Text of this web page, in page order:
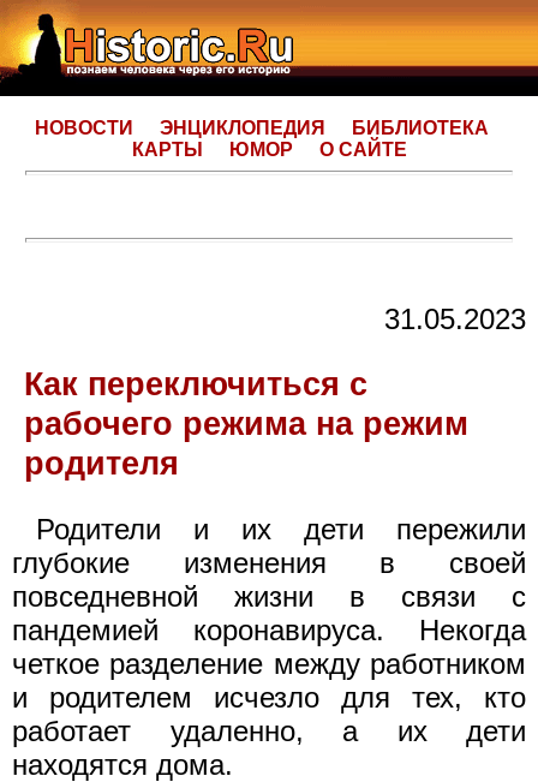
НОВОСТИ ЭНЦИКЛОПЕДИЯ
БИБЛИОТЕКА
КАРТЫ
ЮМОР О САЙТЕ
31.05.2023
Как переключиться с
рабочего режима на режим
родителя
Родители и их дети пережили
глубокие изменения в своей
повседневной жизни в связи с
пандемией коронавируса. Некогда
четкое разделение между работником
и родителем исчезло для тех, кто
работает удаленно, а их дети
находятся дома.